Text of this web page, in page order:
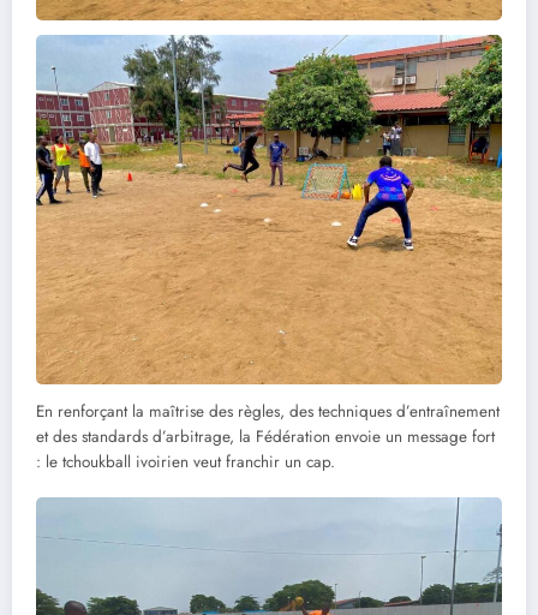
En renforçant la maîtrise des règles, des techniques d’entraînement
et des standards d’arbitrage, la Fédération envoie un message fort
: le tchoukball ivoirien veut franchir un cap.